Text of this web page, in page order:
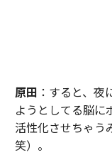
原田 ：すると、
ようとしてる脳に
活性化させちゃ
笑）。